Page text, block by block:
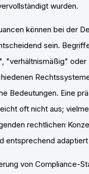
wurden.
können bei der
sein.
"verhältnismäßig" oder
Bedeutungen. Eine
oft nicht aus;
rechtlichen
entsprechend
von Compliance-